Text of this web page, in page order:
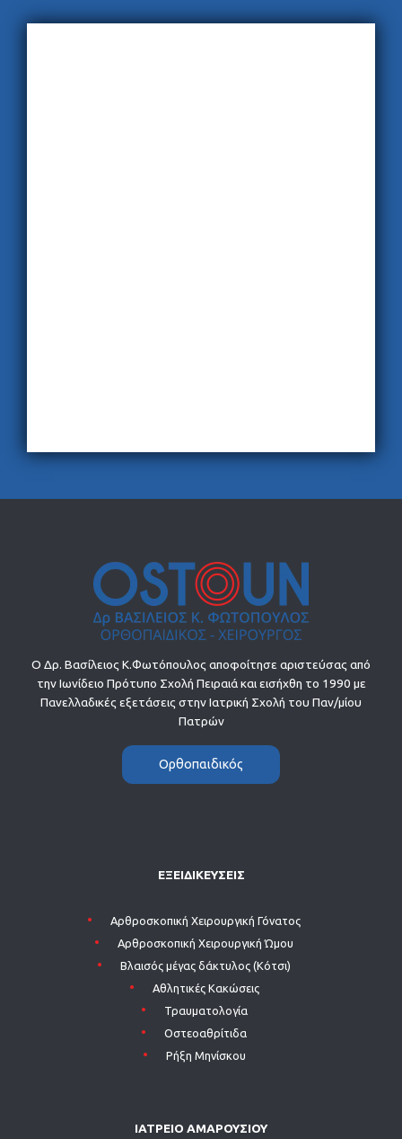
Ο Δρ. Βασίλειος Κ.Φωτόπουλος αποφοίτησε αριστεύσας από
την Ιωνίδειο Πρότυπο Σχολή Πειραιά και εισήχθη το 1990 με
Πανελλαδικές εξετάσεις στην Ιατρική Σχολή του Παν/μίου
Πατρών
Ορθοπαιδικός
ΕΞΕΙΔΙΚΕΥΣΕΙΣ
Aρθροσκοπική Χειρουργική Γόνατος
Aρθροσκοπική Χειρουργική Ώμου
Βλαισός μέγας δάκτυλος (Κότσι)
Αθλητικές Κακώσεις
Τραυματολογία
Οστεοαθρίτιδα
Ρήξη Μηνίσκου
ΙΑΤΡΕΙΟ ΑΜΑΡΟΥΣΙΟΥ